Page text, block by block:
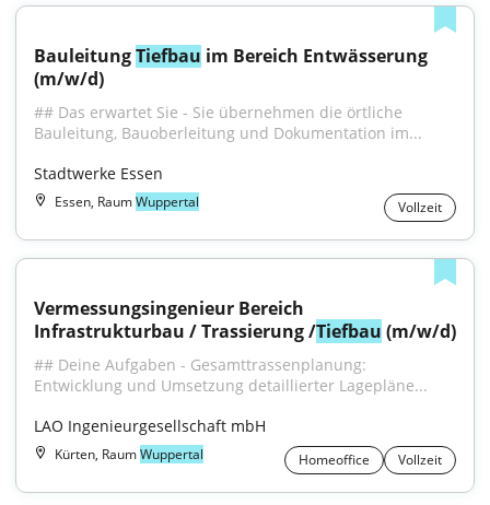
Bauleitung Tiefbau im Bereich Entwässerung
(m/w/d)
## Das erwartet Sie - Sie übernehmen die örtliche
Bauleitung, Bauoberleitung und Dokumentation im...
Stadtwerke Essen
Essen, RaumWuppertal Vollzeit
Vermessungsingenieur Bereich
Infrastrukturbau / Trassierung /Tiefbau (m/w/d)
## Deine Aufgaben - Gesamttrassenplanung:
Entwicklung und Umsetzung detaillierter Lagepläne...
LAO Ingenieurgesellschaft mbH
Kürten, RaumWuppertal Homeoffice Vollzeit